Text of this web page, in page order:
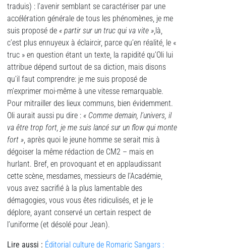
traduis) : l’avenir semblant se caractériser par une
accélération générale de tous les phénomènes, je me
suis proposé de « partir sur un truc qui va vite »,là,
c’est plus ennuyeux à éclaircir, parce qu’en réalité, le «
truc » en question étant un texte, la rapidité qu’Oli lui
attribue dépend surtout de sa diction, mais disons
qu’il faut comprendre: je me suis proposé de
m’exprimer moi-même à une vitesse remarquable.
Pour mitrailler des lieux communs, bien évidemment.
Oli aurait aussi pu dire : « Comme demain, l’univers, il
va être trop fort, je me suis lancé sur un flow qui monte
fort », après quoi le jeune homme se serait mis à
dégoiser la même rédaction de CM2 – mais en
hurlant. Bref, en provoquant et en applaudissant
cette scène, mesdames, messieurs de l’Académie,
vous avez sacrifié à la plus lamentable des
démagogies, vous vous êtes ridiculisés, et je le
déplore, ayant conservé un certain respect de
l’uniforme (et désolé pour Jean).
Lire aussi : Éditorial culture de Romaric Sangars :